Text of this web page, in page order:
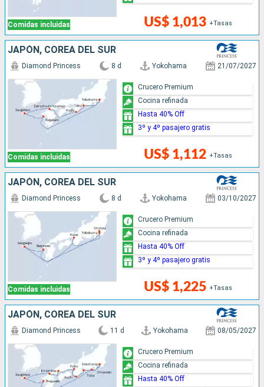
Comidas incluidas US$ 1,013 +Tasas
JAPÓN, COREA DEL SUR
Comidas incluidas
Diamond Princess 8 d Yokohama 21/07/2027
US$ 1,112 +Tasas
Crucero Premium
Cocina refinada
Hasta 40% Off
3º y 4º pasajero gratis
JAPÓN, COREA DEL SUR
Comidas incluidas
Diamond Princess 8 d Yokohama 03/10/2027
US$ 1,225 +Tasas
Crucero Premium
Cocina refinada
Hasta 40% Off
3º y 4º pasajero gratis
JAPÓN, COREA DEL SUR
Diamond Princess 11 d Yokohama 08/05/2027
Crucero Premium
Cocina refinada
Hasta 40% Off